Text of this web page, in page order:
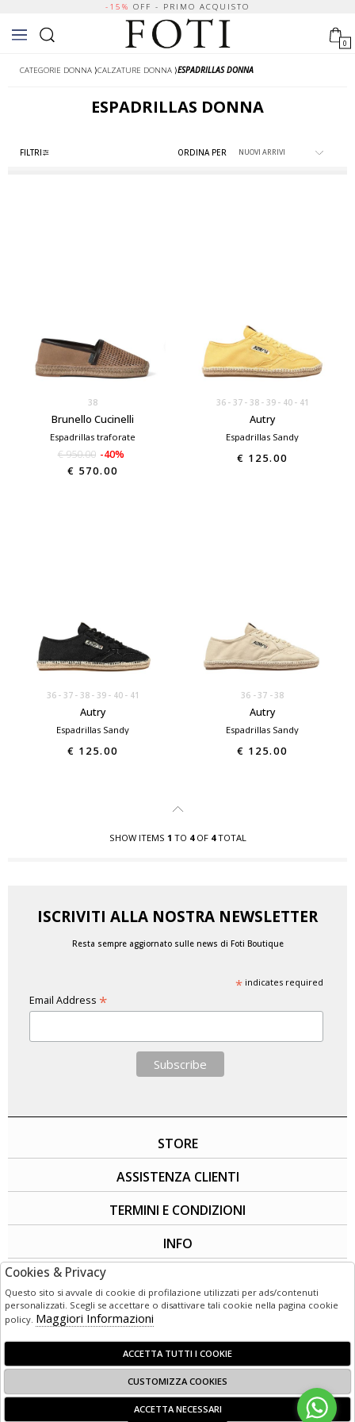
-15% OFF - PRIMO ACQUISTO
0
CATEGORIE DONNA ⟩CALZATURE DONNA ⟩ESPADRILLAS DONNA
ESPADRILLAS DONNA
FILTRI ORDINA PER
38
Brunello Cucinelli
Espadrillas traforate
€ 950.00 -40%
€ 570.00
36 37 38 39 40 41
Autry
Espadrillas Sandy
€ 125.00
36 37 38 39 40 41
Autry
Espadrillas Sandy
€ 125.00
36 37 38
Autry
Espadrillas Sandy
€ 125.00
SHOW ITEMS 1 TO 4OF 4TOTAL
ISCRIVITI ALLA NOSTRA NEWSLETTER
Resta sempre aggiornato sulle news di Foti Boutique
*indicates required
Email Address *
STORE
ASSISTENZA CLIENTI
TERMINI E CONDIZIONI
INFO
© 1949 - 2026 | LG3 Retail - Corso Garibaldi 50 - 89125 Reggio
Calabria (RC) - Italia C.F e P. IVA:02800720803 Powered by
Cookies & Privacy
Questo sito si avvale di cookie di profilazione utilizzati per ads/contenuti
personalizzati. Scegli se accettare o disattivare tali cookie nella pagina cookie
policy. Maggiori Informazioni
ACCETTA TUTTI I COOKIE
CUSTOMIZZA COOKIES
ACCETTA NECESSARI